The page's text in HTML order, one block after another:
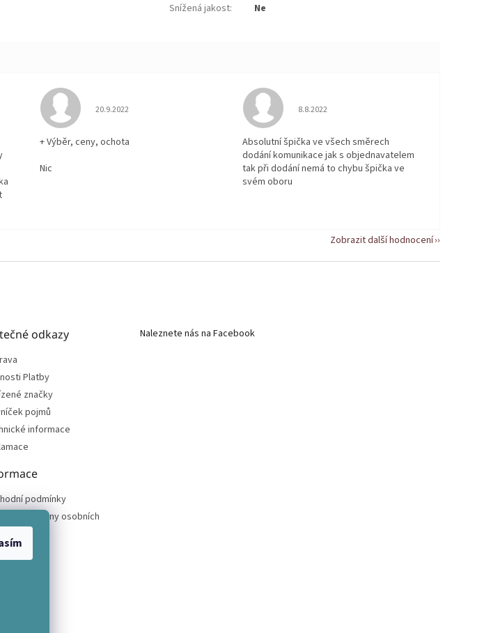
Snížená jakost: Ne
hvězdiček. Hodnocení obchodu je 5 z 5 hvězdiček.
20.9.2022
+ Výběr, ceny, ochota
Nic
Hodnocení obchodu je 5 z 5 hvězdiček.
8.8.2022
Absolutní špička ve všech směrech
dodání komunikace jak s objednavatelem
tak při dodání nemá to chybu špička ve
svém oboru
Zobrazit další hodnocení
odkazy
Platby
značky
pojmů
informace
podmínky
ochrany osobních
Naleznete nás na Facebook